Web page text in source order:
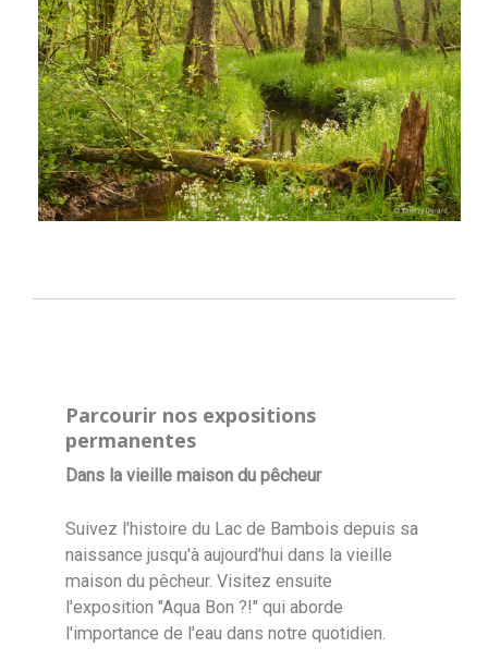
Parcourir nos expositions
permanentes
Dans la vieille maison du pêcheur
Suivez l'histoire du Lac de Bambois depuis sa
naissance jusqu'à aujourd'hui dans la vieille
maison du pêcheur. Visitez ensuite
l'exposition "Aqua Bon ?!" qui aborde
l'importance de l'eau dans notre quotidien.